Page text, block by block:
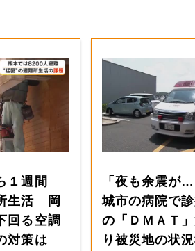
１週間
生活 岡
回る空調
対策は
「夜も余震が
城市の病院で
の「ＤＭＡＴ
り被災地の状